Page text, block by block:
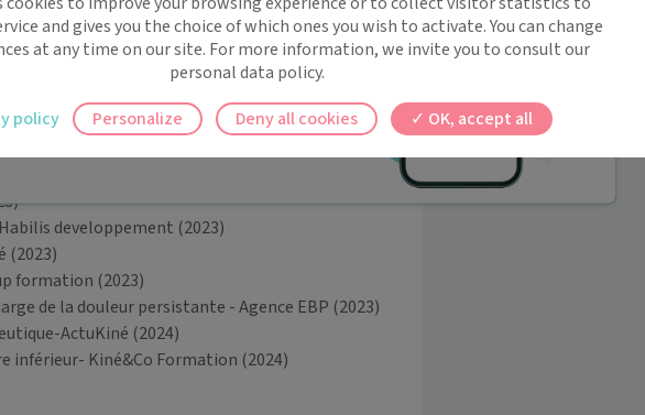
- Agence EBP(2021)
et adaptation(2021)
- Kiné Lille formation
developpement (2023)
(2023)
formation (2023)
de la douleur persistante - Agence EBP (2023)
ActuKiné (2024)
inférieur- Kiné&Co Formation (2024)
!
rappels automatiques pour ne plus rien
and gives you the choice of which ones you wish to activate. You can change
at any time on our site. For more information, we invite you to consult our
personal data policy.
OK, accept all
Deny all cookies
Personalize
policy